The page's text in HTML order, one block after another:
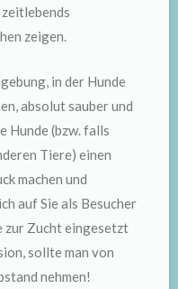
zeigen.
in der Hunde
absolut sauber und
Hunde (bzw. falls
Tiere) einen
machen und
auf Sie als Besucher
zur Zucht eingesetzt
sollte man von
nehmen!